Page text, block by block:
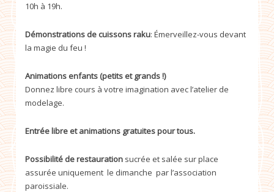
10h à 19h.
Démonstrations de cuissons raku: Émerveillez-vous devant
la magie du feu !
Animations enfants (petits et grands !)
Donnez libre cours à votre imagination avec l’atelier de
modelage.
Entrée libre et animations gratuites pour tous.
Possibilité de restauration sucrée et salée sur place
assurée uniquement le dimanche par l’association
paroissiale.